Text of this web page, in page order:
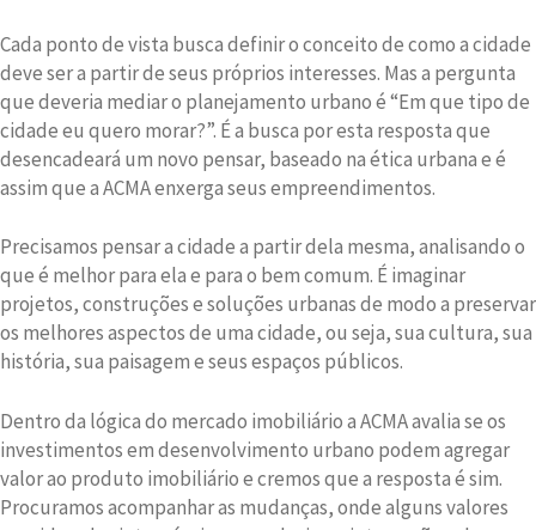
Cada ponto de vista busca definir o conceito de como a cidade
deve ser a partir de seus próprios interesses. Mas a pergunta
que deveria mediar o planejamento urbano é “Em que tipo de
cidade eu quero morar?”. É a busca por esta resposta que
desencadeará um novo pensar, baseado na ética urbana e é
assim que a ACMA enxerga seus empreendimentos.
Precisamos pensar a cidade a partir dela mesma, analisando o
que é melhor para ela e para o bem comum. É imaginar
projetos, construções e soluções urbanas de modo a preservar
os melhores aspectos de uma cidade, ou seja, sua cultura, sua
história, sua paisagem e seus espaços públicos.
Dentro da lógica do mercado imobiliário a ACMA avalia se os
investimentos em desenvolvimento urbano podem agregar
valor ao produto imobiliário e cremos que a resposta é sim.
Procuramos acompanhar as mudanças, onde alguns valores